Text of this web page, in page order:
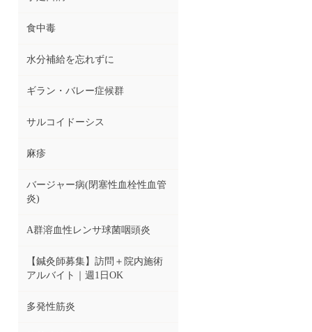
食中毒
水分補給を忘れずに
ギラン・バレー症候群
サルコイドーシス
麻疹
バージャー病(閉塞性血栓性血管
炎)
A群溶血性レンサ球菌咽頭炎
【鍼灸師募集】訪問＋院内施術
アルバイト｜週1日OK
多発性筋炎